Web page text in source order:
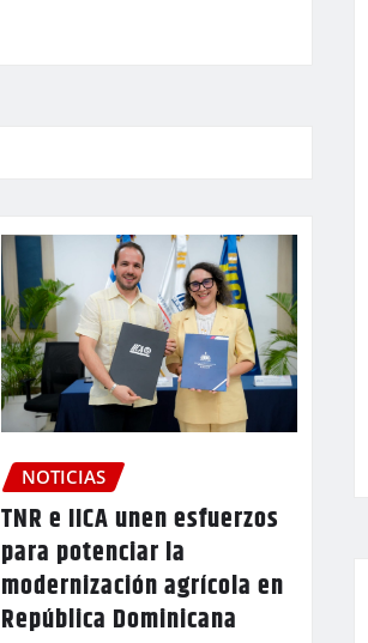
NOTICIAS
TNR e IICA unen esfuerzos
para potenciar la
modernización agrícola en
República Dominicana